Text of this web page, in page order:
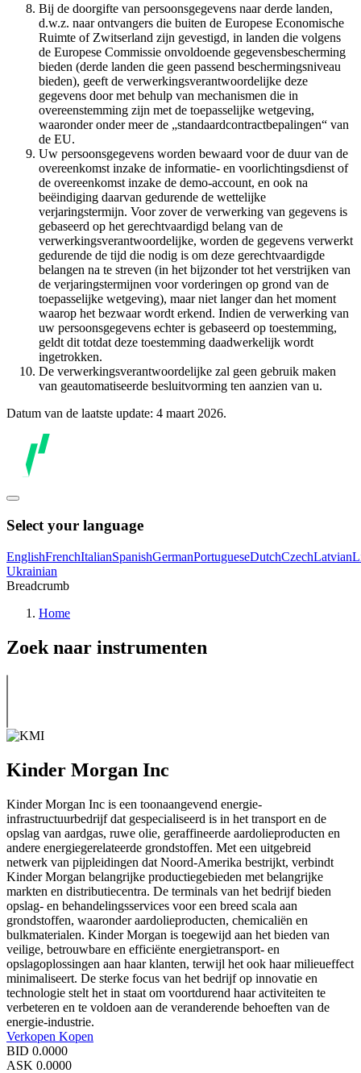
Bij de doorgifte van persoonsgegevens naar derde landen,
d.w.z. naar ontvangers die buiten de Europese Economische
Ruimte of Zwitserland zijn gevestigd, in landen die volgens
de Europese Commissie onvoldoende gegevensbescherming
bieden (derde landen die geen passend beschermingsniveau
bieden), geeft de verwerkingsverantwoordelijke deze
gegevens door met behulp van mechanismen die in
overeenstemming zijn met de toepasselijke wetgeving,
waaronder onder meer de „standaardcontractbepalingen“ van
de EU.
Uw persoonsgegevens worden bewaard voor de duur van de
overeenkomst inzake de informatie- en voorlichtingsdienst of
de overeenkomst inzake de demo-account, en ook na
beëindiging daarvan gedurende de wettelijke
verjaringstermijn. Voor zover de verwerking van gegevens is
gebaseerd op het gerechtvaardigd belang van de
verwerkingsverantwoordelijke, worden de gegevens verwerkt
gedurende de tijd die nodig is om deze gerechtvaardigde
belangen na te streven (in het bijzonder tot het verstrijken van
de verjaringstermijnen voor vorderingen op grond van de
toepasselijke wetgeving), maar niet langer dan het moment
waarop het bezwaar wordt erkend. Indien de verwerking van
uw persoonsgegevens echter is gebaseerd op toestemming,
geldt dit totdat deze toestemming daadwerkelijk wordt
ingetrokken.
De verwerkingsverantwoordelijke zal geen gebruik maken
van geautomatiseerde besluitvorming ten aanzien van u.
Datum van de laatste update: 4 maart 2026.
Select your language
EnglishFrenchItalianSpanishGermanPortugueseDutchCzechLatvian
Ukrainian
Breadcrumb
Home
Zoek naar instrumenten
Kinder Morgan Inc
Kinder Morgan Inc is een toonaangevend energie-
infrastructuurbedrijf dat gespecialiseerd is in het transport en de
opslag van aardgas, ruwe olie, geraffineerde aardolieproducten en
andere energiegerelateerde grondstoffen. Met een uitgebreid
netwerk van pijpleidingen dat Noord-Amerika bestrijkt, verbindt
Kinder Morgan belangrijke productiegebieden met belangrijke
markten en distributiecentra. De terminals van het bedrijf bieden
opslag- en behandelingsservices voor een breed scala aan
grondstoffen, waaronder aardolieproducten, chemicaliën en
bulkmaterialen. Kinder Morgan is toegewijd aan het bieden van
veilige, betrouwbare en efficiënte energietransport- en
opslagoplossingen aan haar klanten, terwijl het ook haar milieueffect
minimaliseert. De sterke focus van het bedrijf op innovatie en
technologie stelt het in staat om voortdurend haar activiteiten te
verbeteren en te voldoen aan de veranderende behoeften van de
energie-industrie.
Verkopen Kopen
BID 0.0000
ASK 0.0000